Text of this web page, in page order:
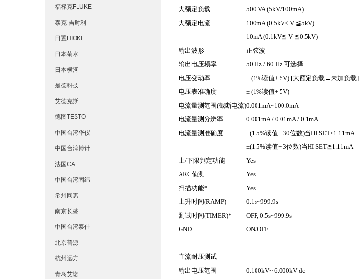
福禄克FLUKE
泰克-吉时利
日置HIOKI
日本菊水
日本横河
是德科技
艾德克斯
德图TESTO
中国台湾华仪
中国台湾博计
法国CA
中国台湾固纬
常州同惠
南京长盛
中国台湾泰仕
北京普源
杭州远方
青岛艾诺
大额定负载
500 VA (5kV/100mA)
大额定电流
100mA (0.5kV< V ≦5kV)
10mA (0.1kV≦ V ≦0.5kV)
输出波形
正弦波
输出电压频率
50 Hz / 60 Hz可选择
电压变动率
± (1%读值+ 5V) [大额定负载→未加负载]
电压表准确度
± (1%读值+ 5V)
电流量测范围(截断电流)0.001mA~100.0mA
电流量测分辨率
0.001mA / 0.01mA / 0.1mA
电流量测准确度
±(1.5%读值+ 30位数)当HI SET<1.11mA
±(1.5%读值+ 3位数)当HI SET≧1.11mA
上/下限判定功能
Yes
ARC侦测
Yes
扫描功能*
Yes
上升时间(RAMP)
0.1s~999.9s
测试时间(TIMER)*
OFF, 0.5s~999.9s
GND
ON/OFF
直流耐压测试
输出电压范围
0.100kV~ 6.000kV dc